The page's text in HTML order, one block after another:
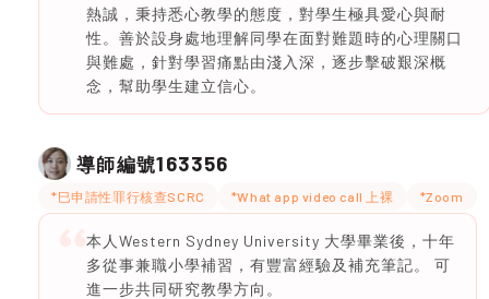
熱誠，秉持悉心教學的態度，對學生極具愛心與耐
性。善於設身處地理解同學在面對難題時的心理關口
與難處，針對學習痛點由淺入深，逐步擊破艱深概
念，幫助學生建立信心。
導師編號163356
*巳申請性罪行核查SCRC *What app video call 上裸 *Zoom
本人Western Sydney University 大學畢業後，十年
多從事兼職小學補習，有豐富經驗及補充筆記。 可
進一步共同研究教學方向。